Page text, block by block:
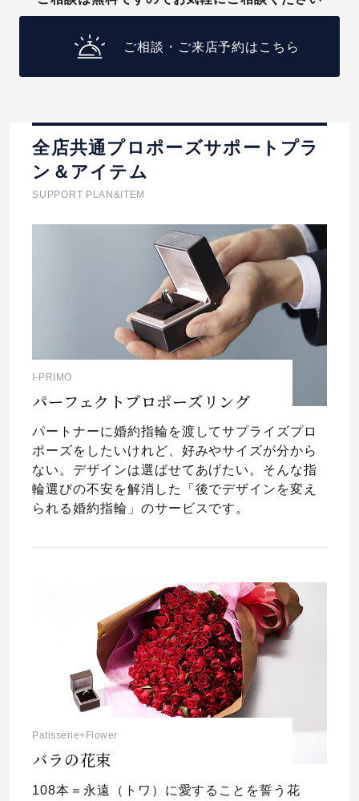
ご相談・ご来店予約はこちら
全店共通プロポーズサポートプラ
ン＆アイテム
SUPPORT PLAN&ITEM
I-PRIMO
パーフェクトプロポーズリング
パートナーに婚約指輪を渡してサプライズプロ
ポーズをしたいけれど、好みやサイズが分から
ない。デザインは選ばせてあげたい。そんな指
輪選びの不安を解消した「後でデザインを変え
られる婚約指輪」のサービスです。
Patisserie+Flower
バラの花束
108本＝永遠（トワ）に愛することを誓う花